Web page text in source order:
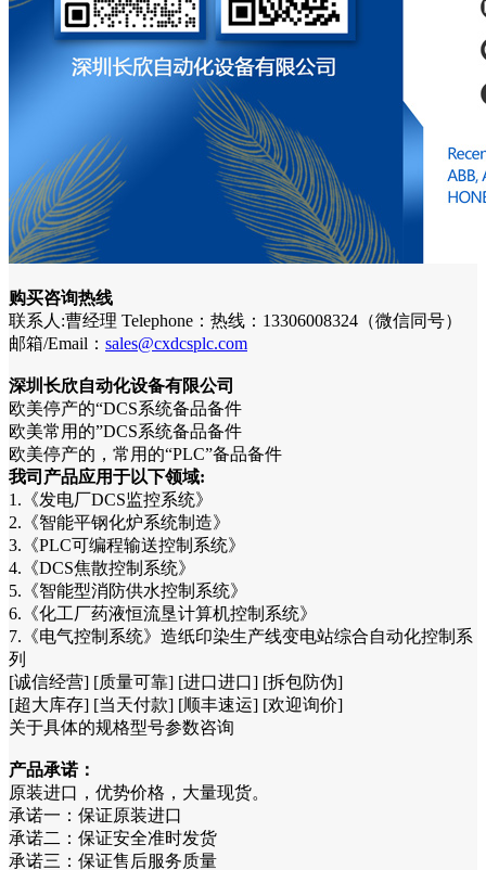
购买咨询热线
联系人:曹经理 Telephone：热线：13306008324（微信同号）
邮箱/Email： sales@cxdcsplc.com
深圳长欣自动化设备有限公司
欧美停产的“DCS系统备品备件
欧美常用的”DCS系统备品备件
欧美停产的，常用的“PLC”备品备件
我司产品应用于以下领域:
1.《发电厂DCS监控系统》
2.《智能平钢化炉系统制造》
3.《PLC可编程输送控制系统》
4.《DCS焦散控制系统》
5.《智能型消防供水控制系统》
6.《化工厂药液恒流垦计算机控制系统》
7.《电气控制系统》造纸印染生产线变电站综合自动化控制系
列
[诚信经营] [质量可靠] [进口进口] [拆包防伪]
[超大库存] [当天付款] [顺丰速运] [欢迎询价]
关于具体的规格型号参数咨询
产品承诺：
原装进口，优势价格，大量现货。
承诺一：保证原装进口
承诺二：保证安全准时发货
承诺三：保证售后服务质量